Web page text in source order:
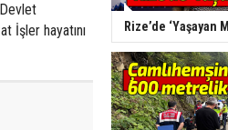
İşler hayatını
Rize’de ‘Yaşayan